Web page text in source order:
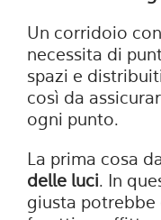
Un corridoio
necessita di
spazi e
così da
ogni punto.
La prima cosa
delle luci. In
giusta potrebbe